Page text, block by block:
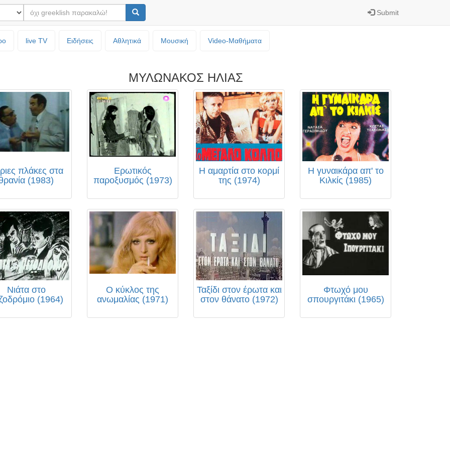
Submit
live TV Ειδήσεις Αθλητικά Μουσική Video-Mαθήματα
ΜΥΛΩΝΑΚΟΣ ΗΛΙΑΣ
πλάκες στα
(1983)
Ερωτικός
παροξυσμός (1973)
Η αμαρτία στο κορμί
της (1974)
Η γυναικάρα απ' το
Κιλκίς (1985)
Νιάτα στο
(1964)
Ο κύκλος της
ανωμαλίας (1971)
Ταξίδι στον έρωτα και
στον θάνατο (1972)
Φτωχό μου
σπουργιτάκι (1965)